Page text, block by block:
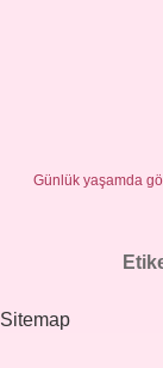
Günlük yaşamda
Sitemap